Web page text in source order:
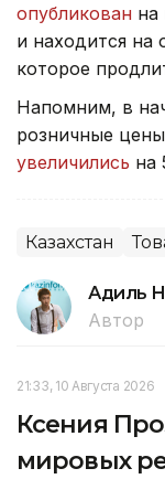
опубликован на
и находится на
которое
Напомним, в
розничные
увеличились на
Казахстан
Адиль
Автор
21:33, 10 Августа 2026
Ксения
мировых